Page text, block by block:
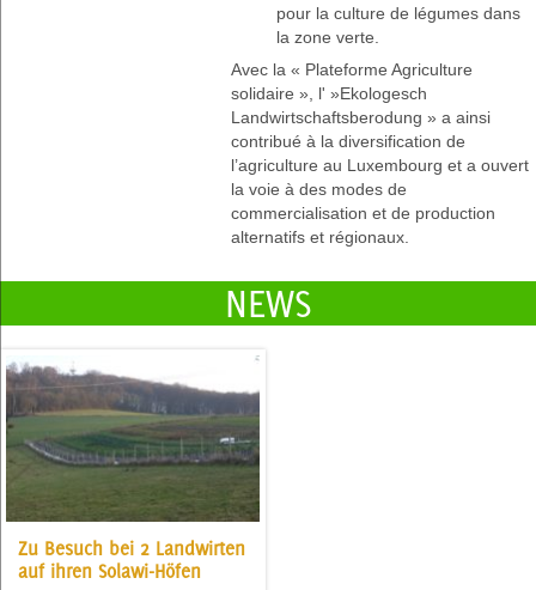
pour la culture de légumes dans
la zone verte.
Avec la « Plateforme Agriculture
solidaire », l' »Ekologesch
Landwirtschaftsberodung » a ainsi
contribué à la diversification de
l’agriculture au Luxembourg et a ouvert
la voie à des modes de
commercialisation et de production
alternatifs et régionaux.
NEWS
Zu Besuch bei 2 Landwirten
auf ihren Solawi-Höfen